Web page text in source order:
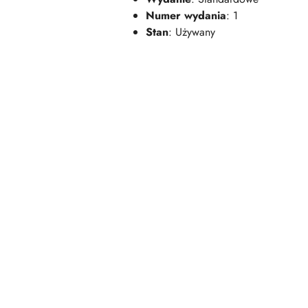
Numer wydania: 1
Stan: Używany